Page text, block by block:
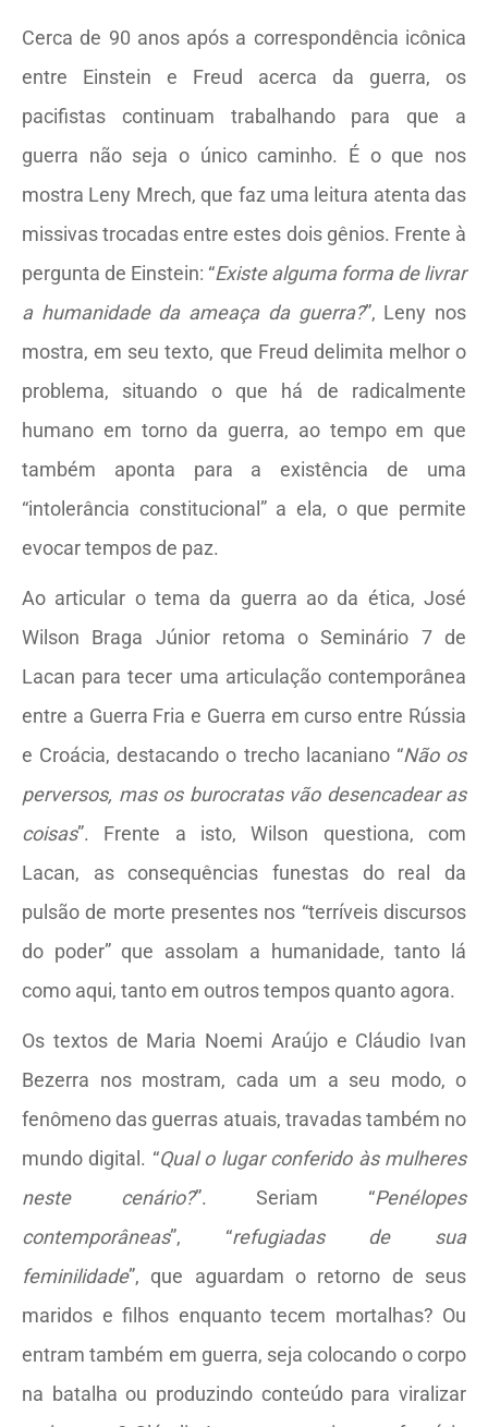
Cerca de 90 anos após a correspondência icônica
entre Einstein e Freud acerca da guerra, os
pacifistas continuam trabalhando para que a
guerra não seja o único caminho. É o que nos
mostra Leny Mrech, que faz uma leitura atenta das
missivas trocadas entre estes dois gênios. Frente à
pergunta de Einstein: “Existe alguma forma de livrar
a humanidade da ameaça da guerra?”, Leny nos
mostra, em seu texto, que Freud delimita melhor o
problema, situando o que há de radicalmente
humano em torno da guerra, ao tempo em que
também aponta para a existência de uma
“intolerância constitucional” a ela, o que permite
evocar tempos de paz.
Ao articular o tema da guerra ao da ética, José
Wilson Braga Júnior retoma o Seminário 7 de
Lacan para tecer uma articulação contemporânea
entre a Guerra Fria e Guerra em curso entre Rússia
e Croácia, destacando o trecho lacaniano “Não os
perversos, mas os burocratas vão desencadear as
coisas”. Frente a isto, Wilson questiona, com
Lacan, as consequências funestas do real da
pulsão de morte presentes nos “terríveis discursos
do poder” que assolam a humanidade, tanto lá
como aqui, tanto em outros tempos quanto agora.
Os textos de Maria Noemi Araújo e Cláudio Ivan
Bezerra nos mostram, cada um a seu modo, o
fenômeno das guerras atuais, travadas também no
mundo digital. “Qual o lugar conferido às mulheres
neste cenário?”. Seriam “Penélopes
contemporâneas”, “refugiadas de sua
feminilidade”, que aguardam o retorno de seus
maridos e filhos enquanto tecem mortalhas? Ou
entram também em guerra, seja colocando o corpo
na batalha ou produzindo conteúdo para viralizar